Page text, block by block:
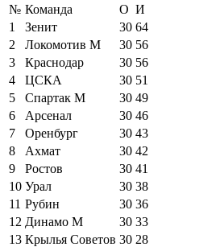
№ Команда О И
1
Зенит 30 64
2
Локомотив М 30 56
3
Краснодар 30 56
4
ЦСКА 30 51
5
Спартак М 30 49
6
Арсенал 30 46
7
Оренбург 30 43
8
Ахмат 30 42
9
Ростов 30 41
10 Урал 30 38
11 Рубин 30 36
12 Динамо М 30 33
13 Крылья Советов 30 28